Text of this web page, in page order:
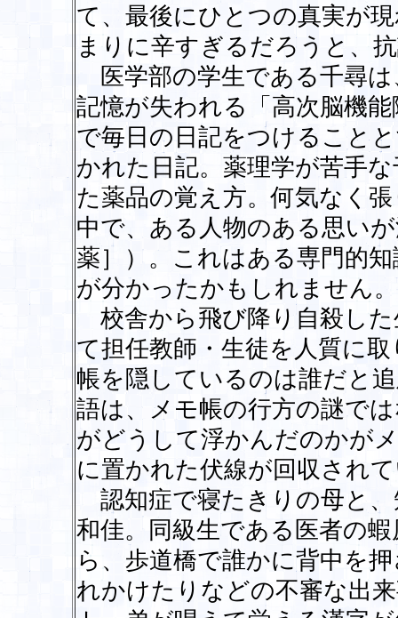
て、最後にひとつの真実が
まりに辛すぎるだろうと、
医学部の学生である千尋は
記憶が失われる「高次脳機
で毎日の日記をつけること
かれた日記。薬理学が苦手
た薬品の覚え方。何気なく
中で、ある人物のある思い
薬］）。これはある専門的
が分かったかもしれません。
校舎から飛び降り自殺し
て担任教師・生徒を人質に
帳を隠しているのは誰だと
語は、メモ帳の行方の謎で
がどうして浮かんだのかが
に置かれた伏線が回収され
認知症で寝たきりの母と
和佳。同級生である医者の
ら、歩道橋で誰かに背中を
れかけたりなどの不審な出